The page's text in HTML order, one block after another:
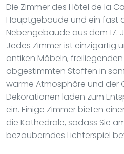
Die Zimmer des Hôtel de la
Hauptgebäude und ein fast
Nebengebäude aus dem 17.
Jedes Zimmer ist einzigartig
antiken Möbeln,
abgestimmten Stoffen in
warme Atmosphäre und der
Dekorationen laden zum
ein. Einige Zimmer bieten
die Kathedrale, sodass Sie
bezauberndes Lichterspiel